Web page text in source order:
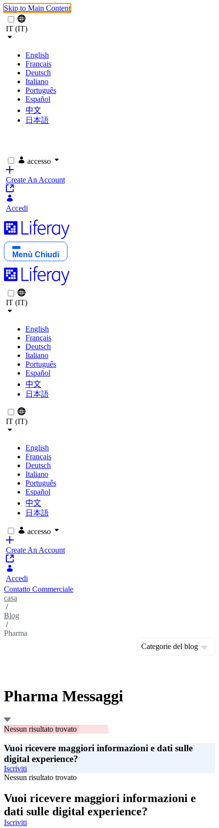
Skip to Main Content
IT (IT)
English
Français
Deutsch
Italiano
Português
Español
中文
日本語
accesso
Create An Account
Accedi
Menù Chiudi
IT (IT)
English
Français
Deutsch
Italiano
Português
Español
中文
日本語
IT (IT)
English
Français
Deutsch
Italiano
Português
Español
中文
日本語
accesso
Create An Account
Accedi
Contatto Commerciale
casa
/
Blog
/
Pharma
Categorie del blog
Pharma Messaggi
Nessun risultato trovato
Vuoi ricevere maggiori informazioni e dati sulle
digital experience?
Iscriviti
Nessun risultato trovato
Vuoi ricevere maggiori informazioni e
dati sulle digital experience?
Iscriviti